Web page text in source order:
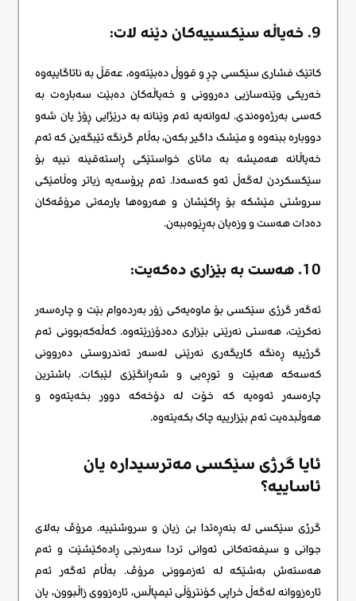
9. خەیاڵە سێکسییەکان دێنە لات:
کاتێک فشاری سێکسی چڕ و قووڵ دەبێتەوە، عەقڵ بە نائاگاییەوە
خەریکی وێنەسازیی دەروونی و خەیاڵەکان دەبێت سەبارەت بە
کەسی بەرژەوەندی. لەوانەیە ئەم وێنانە بە درێژایی ڕۆژ یان شەو
دووبارە ببنەوە و مێشک داگیر بکەن، بەڵام گرنگە تێبگەین کە ئەم
خەیاڵانە هەمیشە بە مانای خواستێکی ڕاستەقینە نییە بۆ
سێکسکردن لەگەڵ ئەو کەسەدا. ئەم پرۆسەیە زیاتر وەڵامێکی
سروشتی مێشکە بۆ ڕاکێشان و هەروەها یارمەتی مرۆڤەکان
دەدات هەست و وزەیان بەڕێوەببەن.
10. هەست بە بێزاری دەکەیت:
ئەگەر گرژی سێکسی بۆ ماوەیەکی زۆر بەردەوام بێت و چارەسەر
نەکرێت، هەستی نەرێنی بێزاری دەدۆزرێتەوە. کەڵەکەبوونی ئەم
گرژییە ڕەنگە کاریگەری نەرێنی لەسەر تەندروستی دەروونی
کەسەکە هەبێت و توڕەیی و شەڕانگێزی لێبکات. باشترین
چارەسەر ئەوەیە کە خۆت لە دۆخەکە دوور بخەیتەوە و
هەوڵبدەیت ئەم بێزارییە چاک بکەیتەوە.
ئایا گرژی سێکسی مەترسیدارە یان
ئاساییە؟
گرژی سێکسی لە بنەڕەتدا بێ زیان و سروشتییە. مرۆڤ بەلای
جوانی و سیفەتەکانی ئەوانی تردا سەرنجی ڕادەکێشێت و ئەم
هەستەش بەشێکە لە ئەزموونی مرۆڤ. بەڵام ئەگەر ئەم
ئارەزووانە لەگەڵ خراپی کۆنترۆڵی ئیمپاڵس، ئارەزووی زاڵبوون، یان